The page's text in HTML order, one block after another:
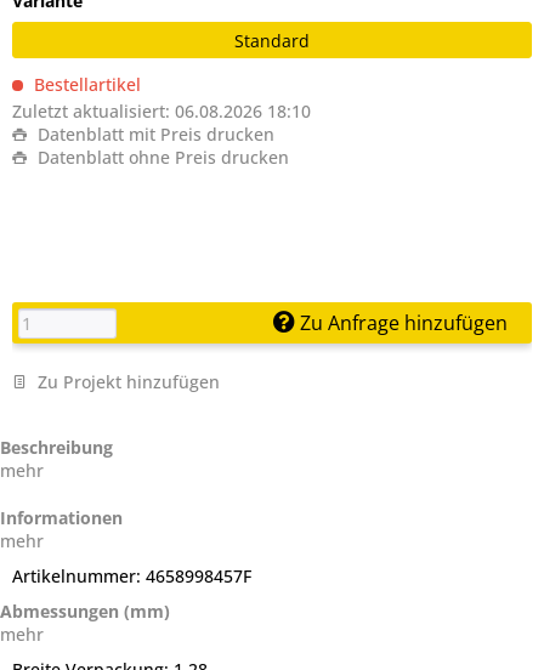
Standard
Bestellartikel
Zuletzt aktualisiert: 06.08.2026 18:10
Datenblatt mit Preis drucken
Datenblatt ohne Preis drucken
Zu Anfrage hinzufügen
Zu Projekt hinzufügen
Beschreibung
mehr
Informationen
mehr
Artikelnummer: 4658998457F
Abmessungen (mm)
mehr